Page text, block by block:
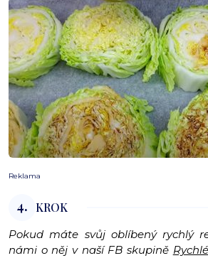
Reklama
4. KROK
Pokud máte svůj oblíbený rychlý
námi o něj v naší FB skupině